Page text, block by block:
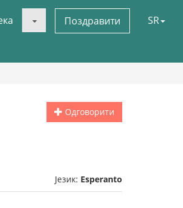
Поздравити SR
Одговорити
Језик: Esperanto